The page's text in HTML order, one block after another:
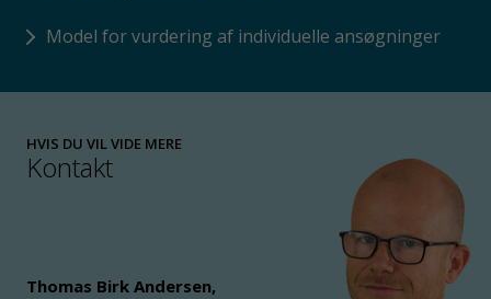
Model for vurdering af individuelle ansøgninger
HVIS DU VIL VIDE MERE
Kontakt
Thomas Birk Andersen,